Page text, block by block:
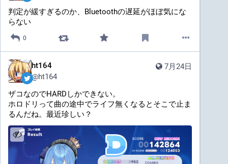
判定が緩すぎるのか、Bluetoothの遅延がほぼ気にな
らない
0
7月24日
ht164
@ht164
ザコなのでHARDしかできない。
ホロドリって曲の途中でライフ無くなるとそこで止ま
るんだね。最近珍しい？